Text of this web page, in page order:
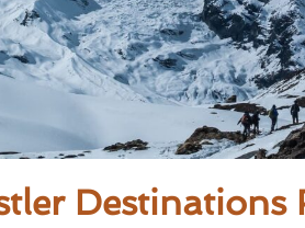
Destinations